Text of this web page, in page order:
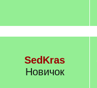
SedKras
Новичок